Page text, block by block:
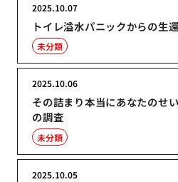
トイレ溢水パニックからの生
2025.10.07
未分類
その詰まり本当にあなたのせ
の調査
2025.10.06
未分類
2025.10.05